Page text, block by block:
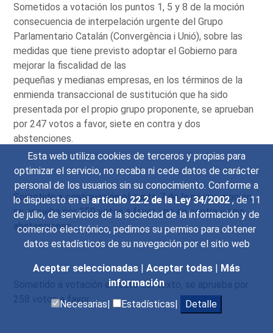
Esta web utiliza cookies de terceros y propias para
optimizar el servicio, no recaba ni cede datos de carácter
personal de los usuarios sin su conocimiento. Conforme a
lo dispuesto en elartículo 22.2 de la Ley 34/2002, de 11
de julio, de servicios de la sociedad de la información y de
comercio electrónico, pedimos su permiso para obtener
datos estadísticos de su navegación por el sitio web
Aceptar seleccionadas | Aceptar todas | Más
información
Necesarias|
Estadísticas| Detalle
Sometidos a votación los puntos 1, 5 y 8 de la moción
consecuencia de interpelación urgente del Grupo
Parlamentario Catalán (Convergència i Unió), sobre las
medidas que tiene previsto adoptar el Gobierno para
mejorar la fiscalidad de las
pequeñas y medianas empresas, en los términos de la
enmienda transaccional de sustitución que ha sido
presentada por el propio grupo proponente, se aprueban
por 247 votos a favor, siete en contra y dos
abstenciones.
Sometido a continuación el punto 7 de la misma moción,
se aprueba por 250 votos a favor, uno en contra y seis
abstenciones.
Sometido a votación el resto del texto, se aprueba por
258 votos a favor.